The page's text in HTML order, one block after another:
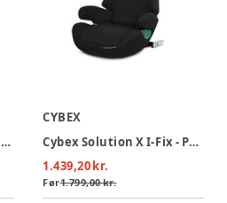
Solution B3 I-Fix - Volcano Black
CYBEX
Cybex Solution X I-Fix - Pure Black
1.439,20 kr.
Før1.799,00 kr.